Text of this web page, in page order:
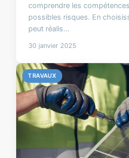
comprendre les
possibles risques. En
peut réalis...
30 janvier 2025
TRAVAUX